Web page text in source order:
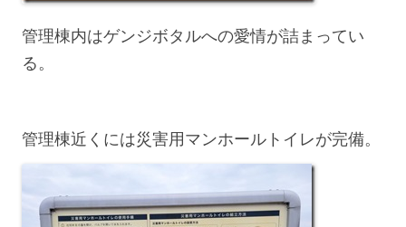
管理棟内はゲンジボタルへの愛情が詰まってい
る。
管理棟近くには災害用マンホールトイレが完備。